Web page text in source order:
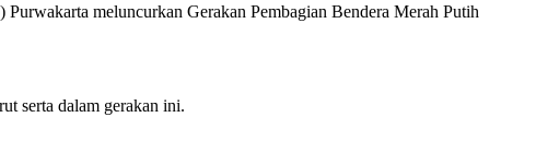
meluncurkan Gerakan Pembagian Bendera Merah Putih
serta dalam gerakan ini.